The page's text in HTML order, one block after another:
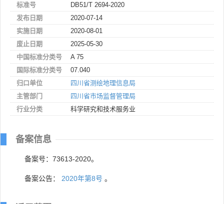
标准号
DB51/T 2694-2020
发布日期
2020-07-14
实施日期
2020-08-01
废止日期
2025-05-30
中国标准分类号
A 75
国际标准分类号
07.040
归口单位
四川省测绘地理信息局
主管部门
四川省市场监督管理局
行业分类
科学研究和技术服务业
备案信息
备案号：73613-2020。
备案公告： 2020年第8号 。